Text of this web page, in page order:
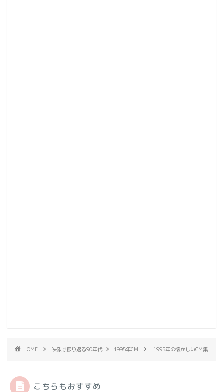
HOME 映像で振り返る90年代 1995年CM 1995年の懐かしいCM集
こちらもおすすめ